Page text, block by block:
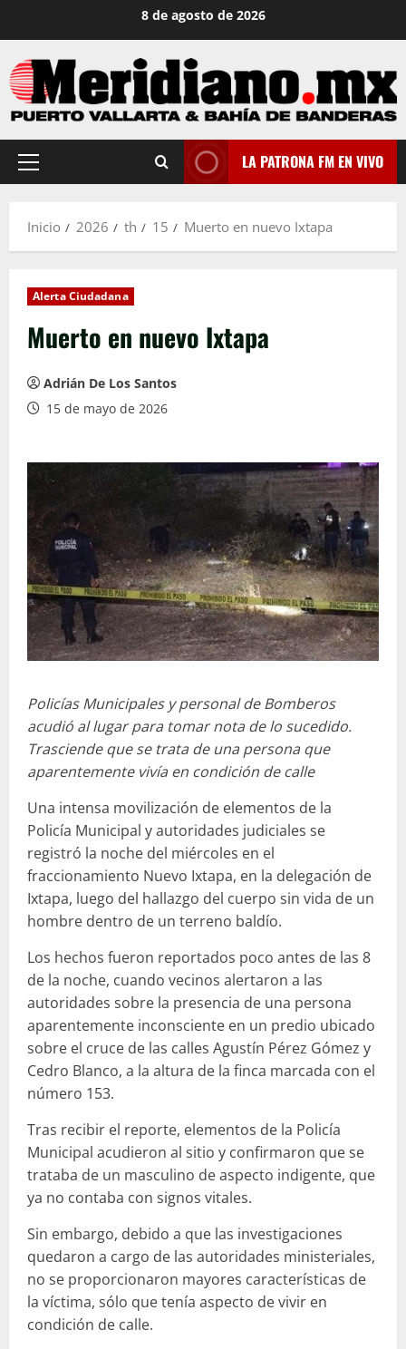
contenido
8 de agosto de 2026
Menú
LA PATRONA FM EN VIVO
Inicio 2026 th 15 Muerto en nuevo Ixtapa
Alerta Ciudadana
Muerto en nuevo Ixtapa
Adrián De Los Santos
15 de mayo de 2026
Policías Municipales y personal de Bomberos
acudió al lugar para tomar nota de lo sucedido.
Trasciende que se trata de una persona que
aparentemente vivía en condición de calle
Una intensa movilización de elementos de la
Policía Municipal y autoridades judiciales se
registró la noche del miércoles en el
fraccionamiento Nuevo Ixtapa, en la delegación de
Ixtapa, luego del hallazgo del cuerpo sin vida de un
hombre dentro de un terreno baldío.
Los hechos fueron reportados poco antes de las 8
de la noche, cuando vecinos alertaron a las
autoridades sobre la presencia de una persona
aparentemente inconsciente en un predio ubicado
sobre el cruce de las calles Agustín Pérez Gómez y
Cedro Blanco, a la altura de la finca marcada con el
número 153.
Tras recibir el reporte, elementos de la Policía
Municipal acudieron al sitio y confirmaron que se
trataba de un masculino de aspecto indigente, que
ya no contaba con signos vitales.
Sin embargo, debido a que las investigaciones
quedaron a cargo de las autoridades ministeriales,
no se proporcionaron mayores características de
la víctima, sólo que tenía aspecto de vivir en
condición de calle.